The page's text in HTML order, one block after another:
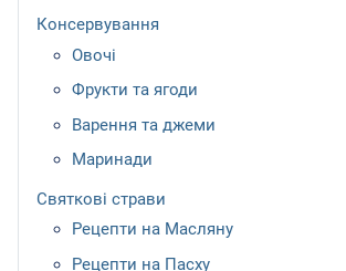
Консервування
Овочі
Фрукти та ягоди
Варення та джеми
Маринади
Святкові страви
Рецепти на Масляну
Рецепти на Пасху